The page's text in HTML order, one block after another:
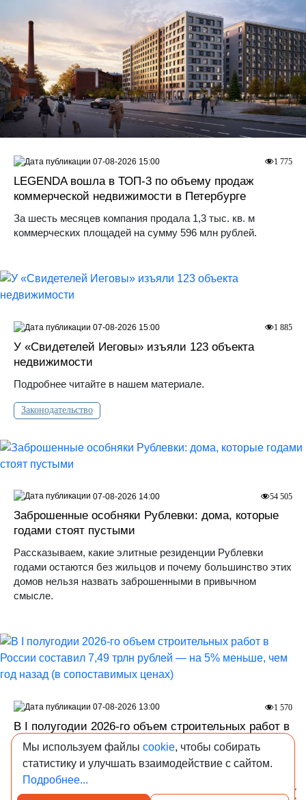
LEGENDA вошла в ТОП-3 по объему продаж
коммерческой недвижимости в Петербурге
За шесть месяцев компания продала 1,3 тыс. кв. м
коммерческих площадей на сумму 596 млн рублей.
1 775
07-08-2026 15:00
У «Свидетелей Иеговы» изъяли 123 объекта
недвижимости
Подробнее читайте в нашем материале.
Законодательство
1 885
07-08-2026 15:00
Заброшенные особняки Рублевки: дома, которые
годами стоят пустыми
Рассказываем, какие элитные резиденции Рублевки
годами остаются без жильцов и почему большинство этих
домов нельзя назвать заброшенными в привычном
смысле.
54 505
07-08-2026 14:00
В I полугодии 2026-го объем строительных работ в
России составил 7,49 трлн рублей — на 5%
меньше, чем год назад (в сопоставимых ценах)
При этом по итогам первого квартала падение достигало
10% — то есть за весну отставание удалось сократить
1 570
07-08-2026 13:00
Мы используем файлы cookie, чтобы собирать
статистику и улучшать взаимодействие с сайтом.
Подробнее...